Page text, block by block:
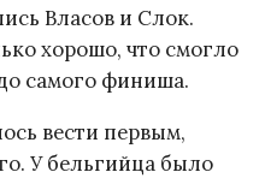
Власов и Слок.
хорошо, что смогло
самого финиша.
вести первым,
У бельгийца было